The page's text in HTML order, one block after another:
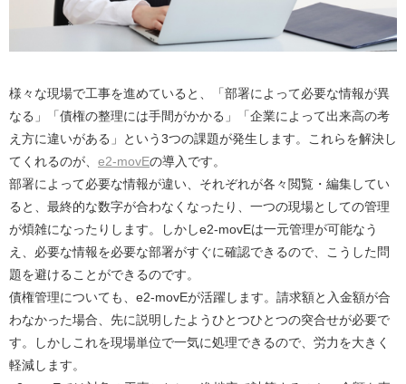
様々な現場で工事を進めていると、「部署によって必要な情報が異
なる」「債権の整理には手間がかかる」「企業によって出来高の考
え方に違いがある」という3つの課題が発生します。これらを解決し
てくれるのが、 e2-movEの導入です。
部署によって必要な情報が違い、それぞれが各々閲覧・編集してい
ると、最終的な数字が合わなくなったり、一つの現場としての管理
が煩雑になったりします。しかしe2-movEは一元管理が可能なう
え、必要な情報を必要な部署がすぐに確認できるので、こうした問
題を避けることができるのです。
債権管理についても、e2-movEが活躍します。請求額と入金額が合
わなかった場合、先に説明したようひとつひとつの突合せが必要で
す。しかしこれを現場単位で一気に処理できるので、労力を大きく
軽減します。